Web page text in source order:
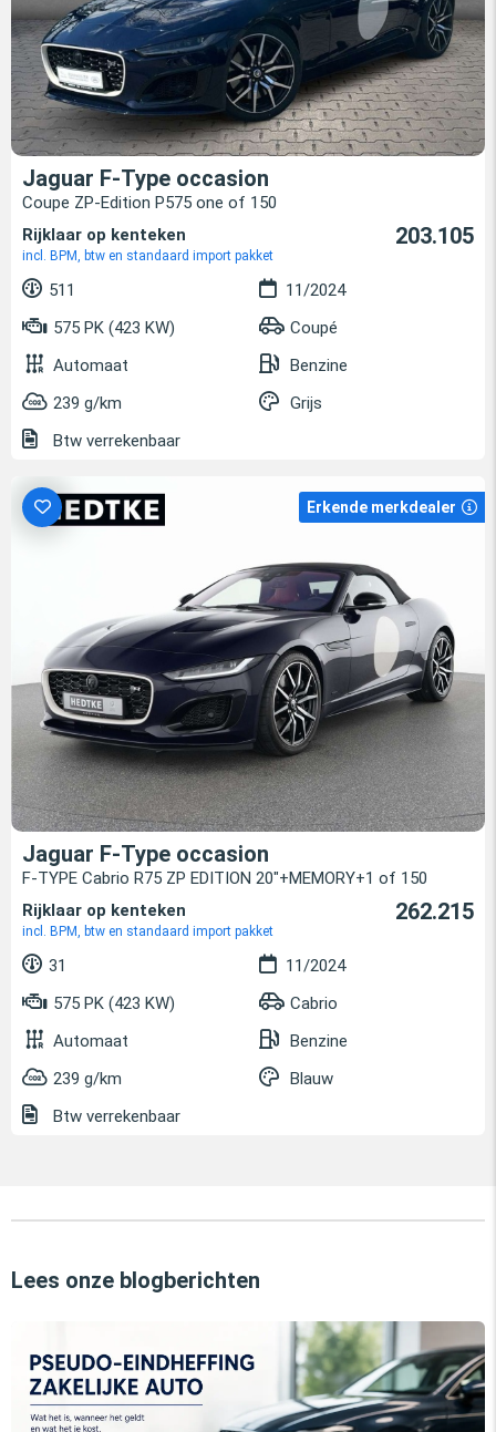
Jaguar F-Type occasion
Coupe ZP-Edition P575 one of 150
Rijklaar op kenteken
incl. BPM, btw en standaard import pakket
203.105
511
11/2024
575 PK (423 KW)
Coupé
Automaat
Benzine
239 g/km
Grijs
Btw verrekenbaar
Erkende merkdealer
Jaguar F-Type occasion
F-TYPE Cabrio R75 ZP EDITION 20"+MEMORY+1 of 150
Rijklaar op kenteken
incl. BPM, btw en standaard import pakket
262.215
31
11/2024
575 PK (423 KW)
Cabrio
Automaat
Benzine
239 g/km
Blauw
Btw verrekenbaar
Lees onze blogberichten